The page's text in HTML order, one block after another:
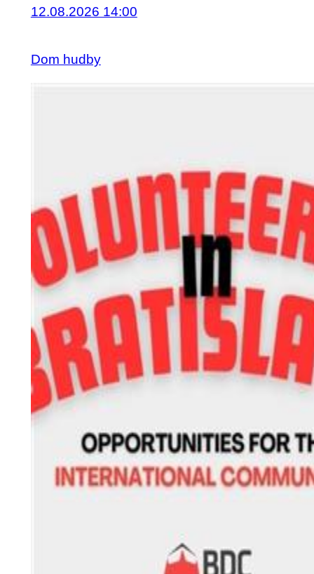
12.08.2026 14:00
Dom hudby